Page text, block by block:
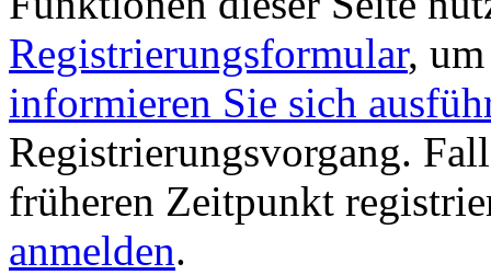
Registrierungsformular,
informieren Sie sich
Registrierungsvorgang.
früheren Zeitpunkt
anmelden.